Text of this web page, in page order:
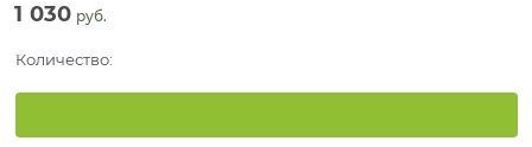
1 030 руб.
Количество: